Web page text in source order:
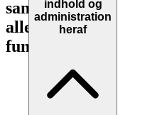
sammenlign
alle
funktioner
indhold og
administration
heraf